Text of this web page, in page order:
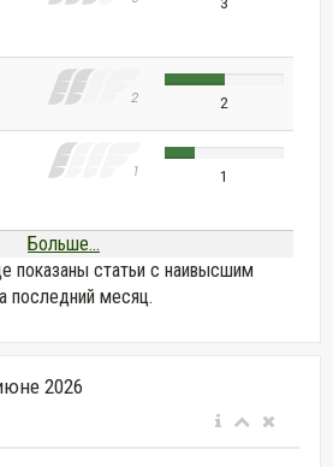
2
1
Больше...
показаны статьи с наивысшим
последний месяц.
2026